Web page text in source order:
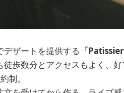
デザートを提供する 「
徒歩数分とアクセスもよく、
制。